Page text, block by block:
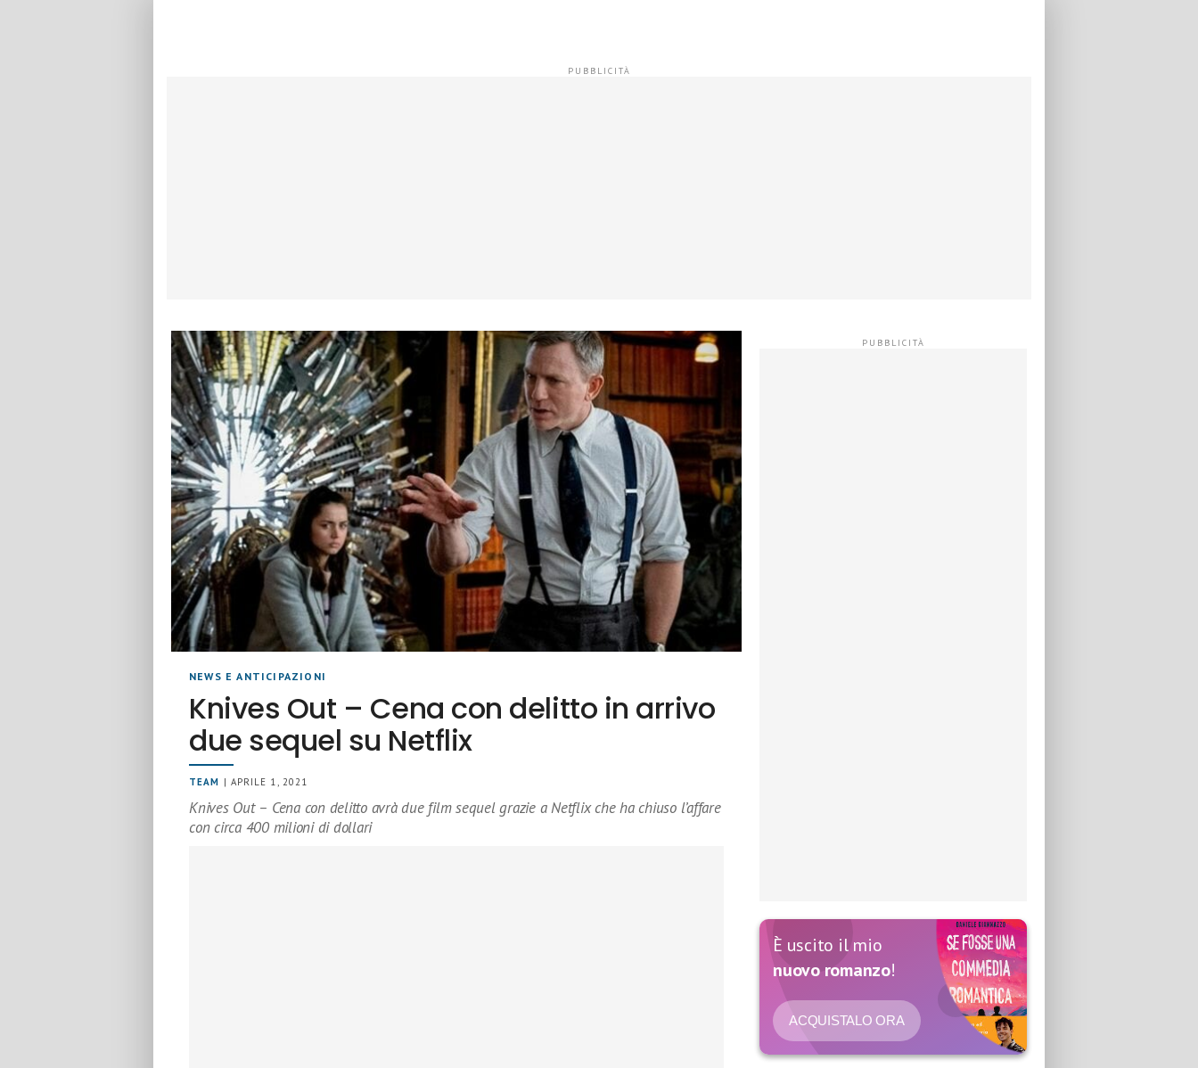
NEWS E ANTICIPAZIONI
Knives Out – Cena con delitto in arrivo
due sequel su Netflix
TEAM | APRILE 1, 2021
Knives Out – Cena con delitto avrà due film sequel grazie a Netflix che ha chiuso l’affare
con circa 400 milioni di dollari
È uscito il mio
nuovo romanzo!
ACQUISTALO ORA